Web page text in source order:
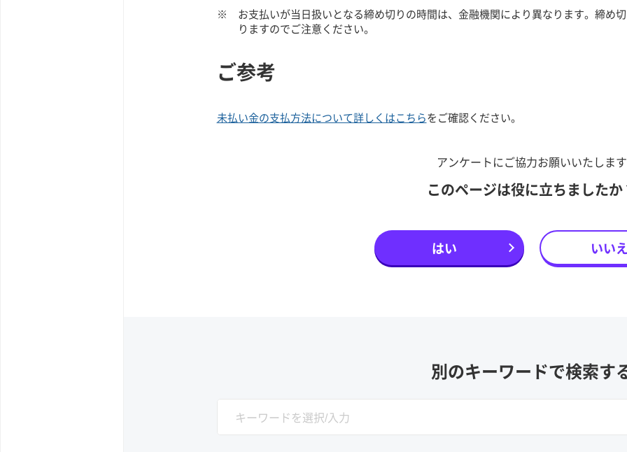
※
お支払いが当日扱いとなる締め切りの時間は、金融機関により異なります。締め
りますのでご注意ください。
ご参考
未払い金の支払方法について詳しくはこちらをご確認ください。
アンケートにご協力お願いいたします
このページは役に立ちましたか
はい いいえ
別のキーワードで検索す
SEARCH